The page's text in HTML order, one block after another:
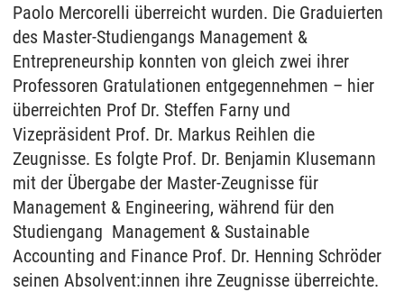
Paolo Mercorelli überreicht wurden. Die Graduierten
des Master-Studiengangs Management &
Entrepreneurship konnten von gleich zwei ihrer
Professoren Gratulationen entgegennehmen – hier
überreichten Prof Dr. Steffen Farny und
Vizepräsident Prof. Dr. Markus Reihlen die
Zeugnisse. Es folgte Prof. Dr. Benjamin Klusemann
mit der Übergabe der Master-Zeugnisse für
Management & Engineering, während für den
Studiengang Management & Sustainable
Accounting and Finance Prof. Dr. Henning Schröder
seinen Absolvent:innen ihre Zeugnisse überreichte.